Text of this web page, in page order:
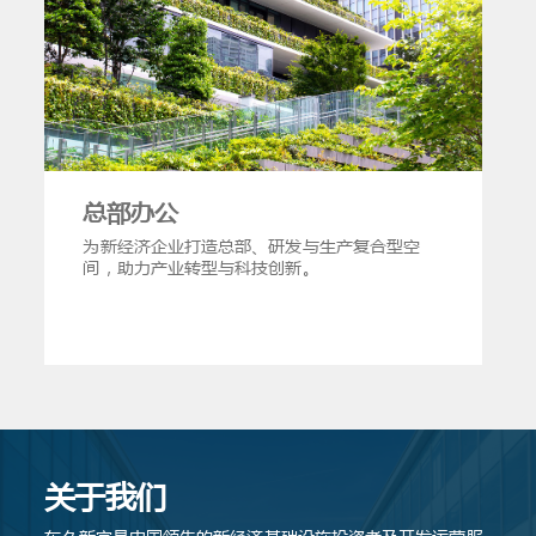
总部办公
为新经济企业打造总部、研发与生产复合型空
间，助力产业转型与科技创新。
关于我们